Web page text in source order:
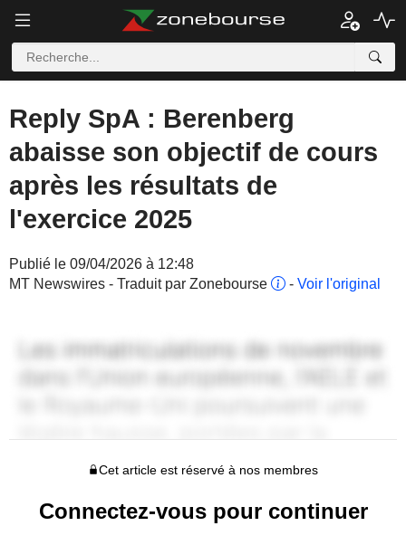
Reply SpA : Berenberg
abaisse son objectif de cours
après les résultats de
l'exercice 2025
Publié le 09/04/2026 à 12:48
MT Newswires - Traduit par Zonebourse
- Voir l'original
Cet article est réservé à nos membres
Connectez-vous pour continuer